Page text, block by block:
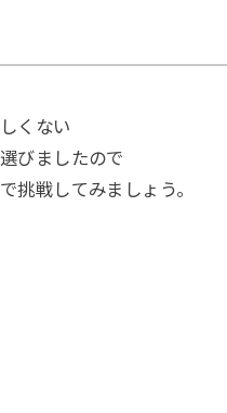
くない
びましたので
挑戦してみましょう。